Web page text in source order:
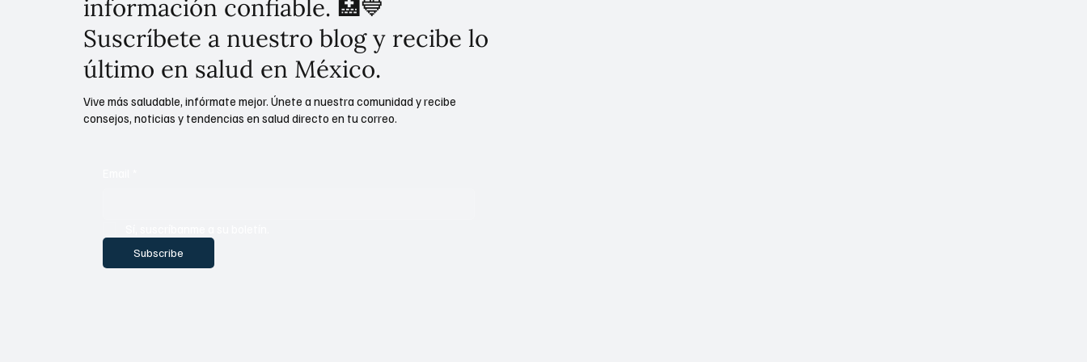
información confiable. 🏥💙
Suscríbete a nuestro blog y recibe lo
último en salud en México.
Subscribe
Vive más saludable, infórmate mejor. Únete a nuestra comunidad y recibe
consejos, noticias y tendencias en salud directo en tu correo.